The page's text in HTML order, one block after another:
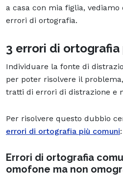
a casa con mia figlia,
errori di ortografia.
3 errori di ortografia
Individuare la fonte di
per poter risolvere il
tratti di errori di distrazione e
Per risolvere questo dubbio
errori di ortografia più comuni:
Errori di ortografia
omofone ma non